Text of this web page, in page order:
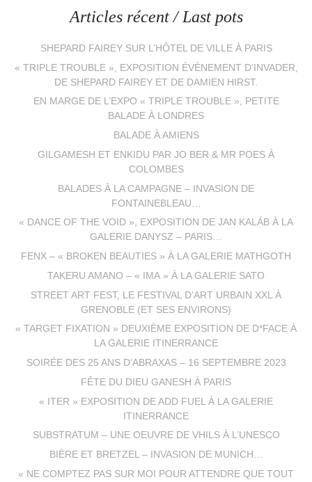
Articles récent / Last pots
SHEPARD FAIREY SUR L’HÔTEL DE VILLE À PARIS
« TRIPLE TROUBLE », EXPOSITION ÉVÈNEMENT D’INVADER,
DE SHEPARD FAIREY ET DE DAMIEN HIRST.
EN MARGE DE L’EXPO « TRIPLE TROUBLE », PETITE
BALADE À LONDRES
BALADE À AMIENS
GILGAMESH ET ENKIDU PAR JO BER & MR POES À
COLOMBES
BALADES À LA CAMPAGNE – INVASION DE
FONTAINEBLEAU…
« DANCE OF THE VOID », EXPOSITION DE JAN KALÁB À LA
GALERIE DANYSZ – PARIS…
FENX – « BROKEN BEAUTIES » À LA GALERIE MATHGOTH
TAKERU AMANO – « IMA » À LA GALERIE SATO
STREET ART FEST, LE FESTIVAL D’ART URBAIN XXL À
GRENOBLE (ET SES ENVIRONS)
« TARGET FIXATION » DEUXIÈME EXPOSITION DE D*FACE À
LA GALERIE ITINERRANCE
SOIRÉE DES 25 ANS D’ABRAXAS – 16 SEPTEMBRE 2023
FÊTE DU DIEU GANESH À PARIS
« ITER » EXPOSITION DE ADD FUEL À LA GALERIE
ITINERRANCE
SUBSTRATUM – UNE OEUVRE DE VHILS À L’UNESCO
BIÈRE ET BRETZEL – INVASION DE MUNICH…
« NE COMPTEZ PAS SUR MOI POUR ATTENDRE QUE TOUT